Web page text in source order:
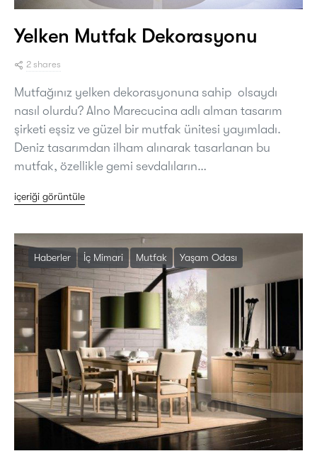
Yelken Mutfak Dekorasyonu
2 shares
Mutfağınız yelken dekorasyonuna sahip olsaydı
nasıl olurdu? Alno Marecucina adlı alman tasarım
şirketi eşsiz ve güzel bir mutfak ünitesi yayımladı.
Deniz tasarımdan ilham alınarak tasarlanan bu
mutfak, özellikle gemi sevdalıların…
içeriği görüntüle
Haberler İç Mimari Mutfak Yaşam Odası